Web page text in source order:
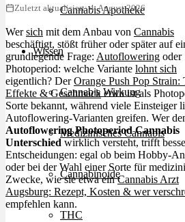
Cannabis Apotheke
Wissen
Cannabis Wirkung
Medizinisches Cannabis
Cannabinoide
THC
Zuletzt aktualisiert: 4. August 2026
Wersich mit dem Anbau von Cannabis
beschäftigt, stößt früher oder später auf
grundlegende Frage: Autoflowering oder
Photoperiod: welche Variante lohnt sich
eigentlich? DerOrange Push Pop Strain:
Effekte & Geschmack etwa ist als
Sorte bekannt, während viele Einsteiger
Autoflowering-Varianten greifen. Wer
Autoflowering Photoperiod Cannabis
Unterschied wirklich versteht, trifft
Entscheidungen: egal ob beim Hobby-
oder bei der Wahl einer Sorte für
Zwecke, wie sie etwa einCannabis Arzt
Augsburg: Rezept, Kosten & wer
empfehlen kann.